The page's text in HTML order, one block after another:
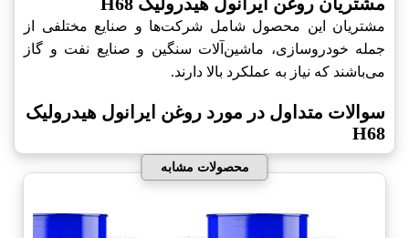
مشتریان این محصول شامل شرکت‌ها و صنایع مختلفی از
جمله خودروسازی، ماشین‌آلات سنگین و صنایع نفت و گاز
می‌باشند که نیاز به عملکرد بالا دارند.
سوالات متداول در مورد روغن ایرانول هیدرولیک
H68
محصولات مشابه